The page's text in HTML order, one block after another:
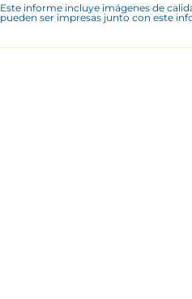
Este informe incluye imágenes de
pueden ser impresas junto con este